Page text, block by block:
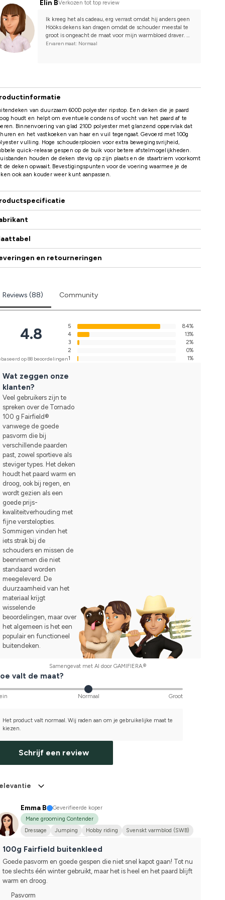
Elin BVerkozen tot top review
Ik kreeg het als cadeau, erg verrast omdat hij anders geen
Hööks dekens kan dragen omdat de schouder meestal te
groot is ongeacht de maat voor mijn warmbloed draver.
Maar deze zat echt goed. Heeft een maat kleiner dan wat
Ervaren maat: Normaal
van duurzaam 600D polyester ripstop. Een deken die je paard
houdt en helpt om eventuele condens of vocht van het paard af te
Binnenvoering van glad 210D polyester met glanzend oppervlak dat
en het vastkoeken van haar en vuil tegengaat. Gevoerd met 100g
vulling. Hoge schouderplooien voor extra bewegingsvrijheid,
quick-release gespen op de buik voor betere afstelmogelijkheden.
houden de deken stevig op zijn plaats en de staartriem voorkomt
de deken opwaait. Bevestigingspunten voor de voering waarmee je de
ook aan kouder weer kunt aanpassen.
en retourneringen
Reviews (88) Community
4.8
op 88 beoordelingen
5
84%
4
13%
3
2%
2
0%
1
1%
Wat zeggen onze
klanten?
Veel gebruikers zijn te
spreken over de Tornado
100 g Fairfield®
vanwege de goede
pasvorm die bij
verschillende paarden
past, zowel sportieve als
steviger types. Het deken
houdt het paard warm en
droog, ook bij regen, en
wordt gezien als een
goede prijs-
kwaliteitverhouding met
fijne verstelopties.
Sommigen vinden het
iets strak bij de
schouders en missen de
beenriemen die niet
standaard worden
meegeleverd. De
duurzaamheid van het
materiaal krijgt
wisselende
beoordelingen, maar over
het algemeen is het een
populair en functioneel
buitendeken.
Samengevat met AI door GAMIFIERA.®
valt de maat?
Normaal Groot
Het product valt normaal. Wij raden aan om je gebruikelijke maat te
kiezen.
Schrijf een review
Emma B
Geverifieerde koper
Mane grooming Contender
Dressage
Jumping Hobby riding
Svenskt varmblod (SWB)
100g Fairfield buitenkleed
Goede pasvorm en goede gespen die niet snel kapot gaan! Tot nu
toe slechts één winter gebruikt, maar het is heel en het paard blijft
warm en droog.
Pasvorm